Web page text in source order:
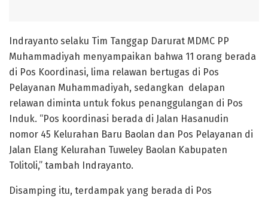
Indrayanto selaku Tim Tanggap Darurat MDMC PP
Muhammadiyah menyampaikan bahwa 11 orang berada
di Pos Koordinasi, lima relawan bertugas di Pos
Pelayanan Muhammadiyah, sedangkan delapan
relawan diminta untuk fokus penanggulangan di Pos
Induk. “Pos koordinasi berada di Jalan Hasanudin
nomor 45 Kelurahan Baru Baolan dan Pos Pelayanan di
Jalan Elang Kelurahan Tuweley Baolan Kabupaten
Tolitoli,” tambah Indrayanto.
Disamping itu, terdampak yang berada di Pos